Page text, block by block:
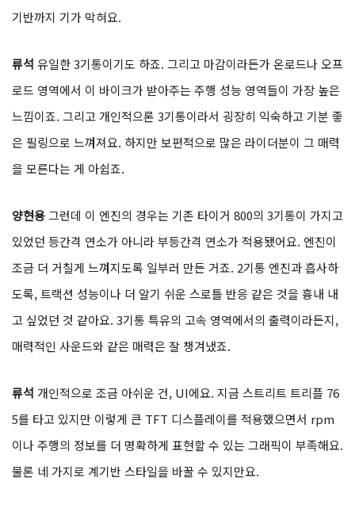
기반까지 기가 막혀요.
류석 유일한 3기통이기도 하죠. 그리고 마감이라든가 온로드나 오프
로드 영역에서 이 바이크가 받아주는 주행 성능 영역들이 가장 높은
느낌이죠. 그리고 개인적으론 3기통이라서 굉장히 익숙하고 기분 좋
은 필링으로 느껴져요. 하지만 보편적으로 많은 라이더분이 그 매력
을 모른다는 게 아쉽죠.
양현용그런데 이 엔진의 경우는 기존 타이거 800의 3기통이 가지고
있었던 등간격 연소가 아니라 부등간격 연소가 적용됐어요. 엔진이
조금 더 거칠게 느껴지도록 일부러 만든 거죠. 2기통 엔진과 흡사하
도록, 트랙션 성능이나 더 알기 쉬운 스로틀 반응 같은 것을 흉내 내
고 싶었던 것 같아요. 3기통 특유의 고속 영역에서의 출력이라든지,
매력적인 사운드와 같은 매력은 잘 챙겨냈죠.
류석 개인적으로 조금 아쉬운 건, UI에요. 지금 스트리트 트리플 76
5를 타고 있지만 이렇게 큰 TFT 디스플레이를 적용했으면서 rpm
이나 주행의 정보를 더 명확하게 표현할 수 있는 그래픽이 부족해요.
물론 네 가지로 계기반 스타일을 바꿀 수 있지만요.